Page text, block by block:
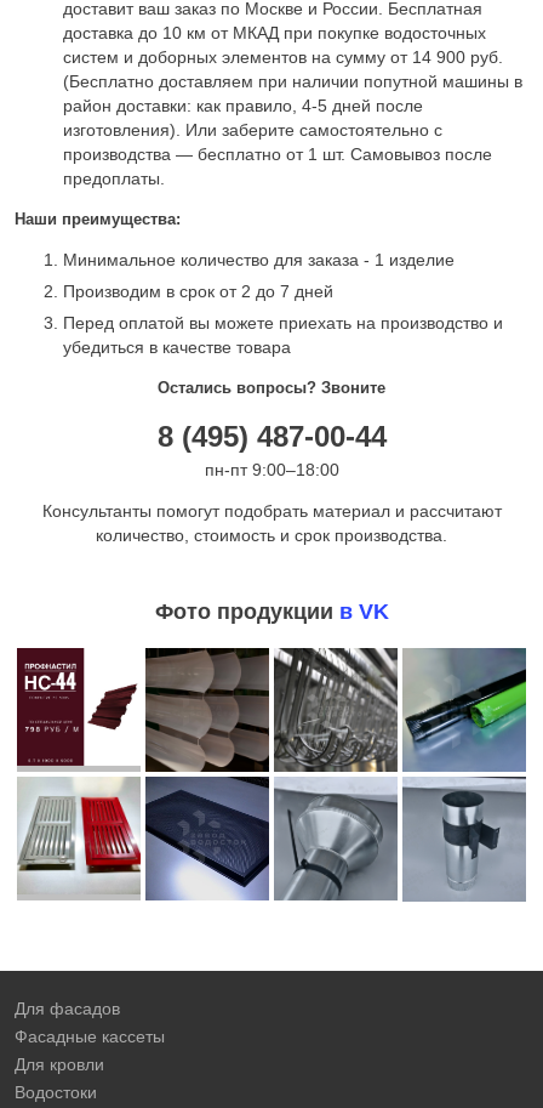
доставит ваш заказ по Москве и России. Бесплатная
доставка до 10 км от МКАД при покупке водосточных
систем и доборных элементов на сумму от 14 900 руб.
(Бесплатно доставляем при наличии попутной машины в
район доставки: как правило, 4-5 дней после
изготовления). Или заберите самостоятельно с
производства — бесплатно от 1 шт. Самовывоз после
предоплаты.
Наши преимущества:
Минимальное количество для заказа - 1 изделие
Производим в срок от 2 до 7 дней
Перед оплатой вы можете приехать на производство и
убедиться в качестве товара
Остались вопросы? Звоните
8 (495) 487-00-44
пн-пт 9:00–18:00
Консультанты помогут подобрать материал и рассчитают
количество, стоимость и срок производства.
Фото продукции в VK
Для фасадов
Фасадные кассеты
Для кровли
Водостоки